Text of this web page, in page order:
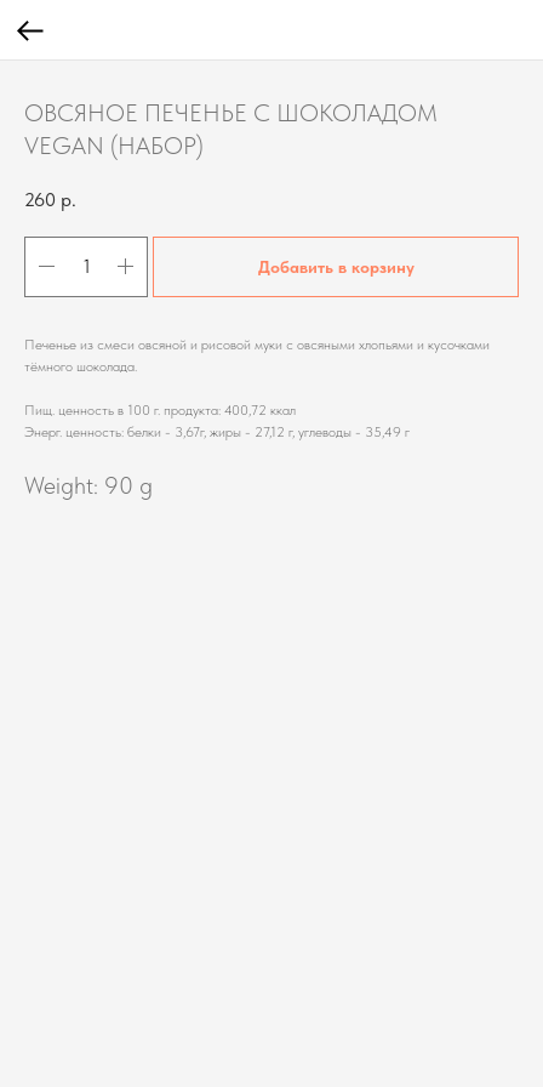
ОВСЯНОЕ ПЕЧЕНЬЕ С ШОКОЛАДОМ
VEGAN (НАБОР)
260 р.
Добавить в корзину
Печенье из смеси овсяной и рисовой муки с овсяными хлопьями и кусочками
тёмного шоколада.
Пищ. ценность в 100 г. продукта: 400,72 ккал
Энерг. ценность: белки - 3,67г, жиры - 27,12 г, углеводы - 35,49 г
Weight: 90 g